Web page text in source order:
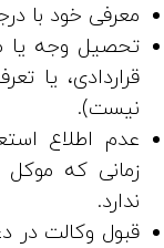
معرفی خود با
تحصیل وجه یا
قراردادی، یا
نیست).
عدم اطلاع
زمانی که
ندارد.
قبول وکالت در